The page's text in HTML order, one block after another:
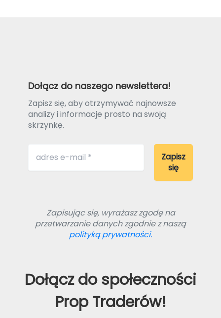
Dołącz do naszego newslettera!
Zapisz się, aby otrzymywać najnowsze
analizy i informacje prosto na swoją
skrzynkę.
Zapisując się, wyrażasz zgodę na
przetwarzanie danych zgodnie z naszą
polityką prywatności.
Dołącz do społeczności
Prop Traderów!